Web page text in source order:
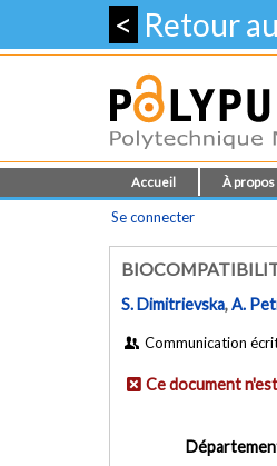
< Retour
Accueil À propos
Se connecter
S. Dimitrievska,A.
Communication
Ce document